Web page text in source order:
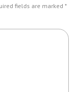
fields are marked *